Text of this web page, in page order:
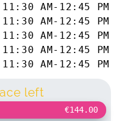
11:30 AM- 12:45 PM
11:30 AM- 12:45 PM
11:30 AM- 12:45 PM
11:30 AM- 12:45 PM
11:30 AM- 12:45 PM
left
€144.00